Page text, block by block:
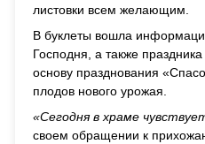
листовки всем желающим.
В буклеты вошла
Господня, а также
основу празднования
плодов нового урожая.
«Сегодня в храме
своем обращении к